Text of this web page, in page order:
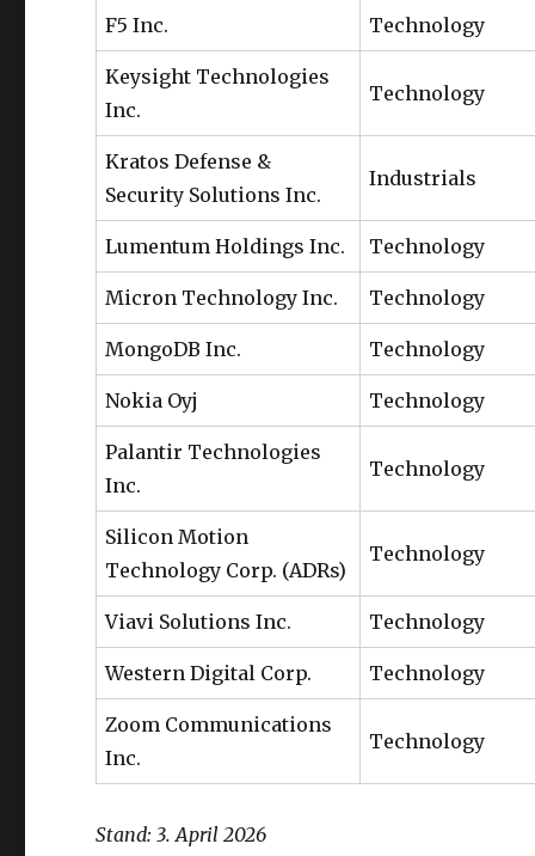
F5 Inc. Technology
Keysight Technologies
Inc.
Technology
Kratos Defense &
Security Solutions Inc.
Industrials
Lumentum Holdings Inc. Technology
Micron Technology Inc. Technology
MongoDB Inc. Technology
Nokia Oyj Technology
Palantir Technologies
Inc.
Technology
Silicon Motion
Technology Corp. (ADRs)
Technology
Viavi Solutions Inc. Technology
Western Digital Corp. Technology
Zoom Communications
Inc.
Technology
Stand: 3. April 2026